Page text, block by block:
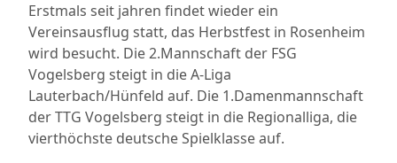
Erstmals seit jahren findet wieder ein
Vereinsausflug statt, das Herbstfest in Rosenheim
wird besucht. Die 2.Mannschaft der FSG
Vogelsberg steigt in die A-Liga
Lauterbach/Hünfeld auf. Die 1.Damenmannschaft
der TTG Vogelsberg steigt in die Regionalliga, die
vierthöchste deutsche Spielklasse auf.